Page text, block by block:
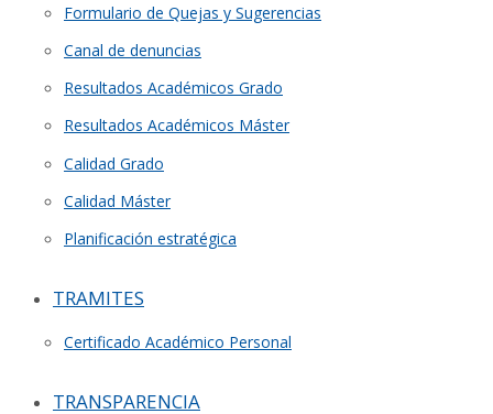
Formulario de Quejas y Sugerencias
Canal de denuncias
Resultados Académicos Grado
Resultados Académicos Máster
Calidad Grado
Calidad Máster
Planificación estratégica
TRAMITES
Certificado Académico Personal
TRANSPARENCIA